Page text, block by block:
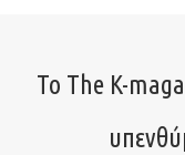
Το The K-